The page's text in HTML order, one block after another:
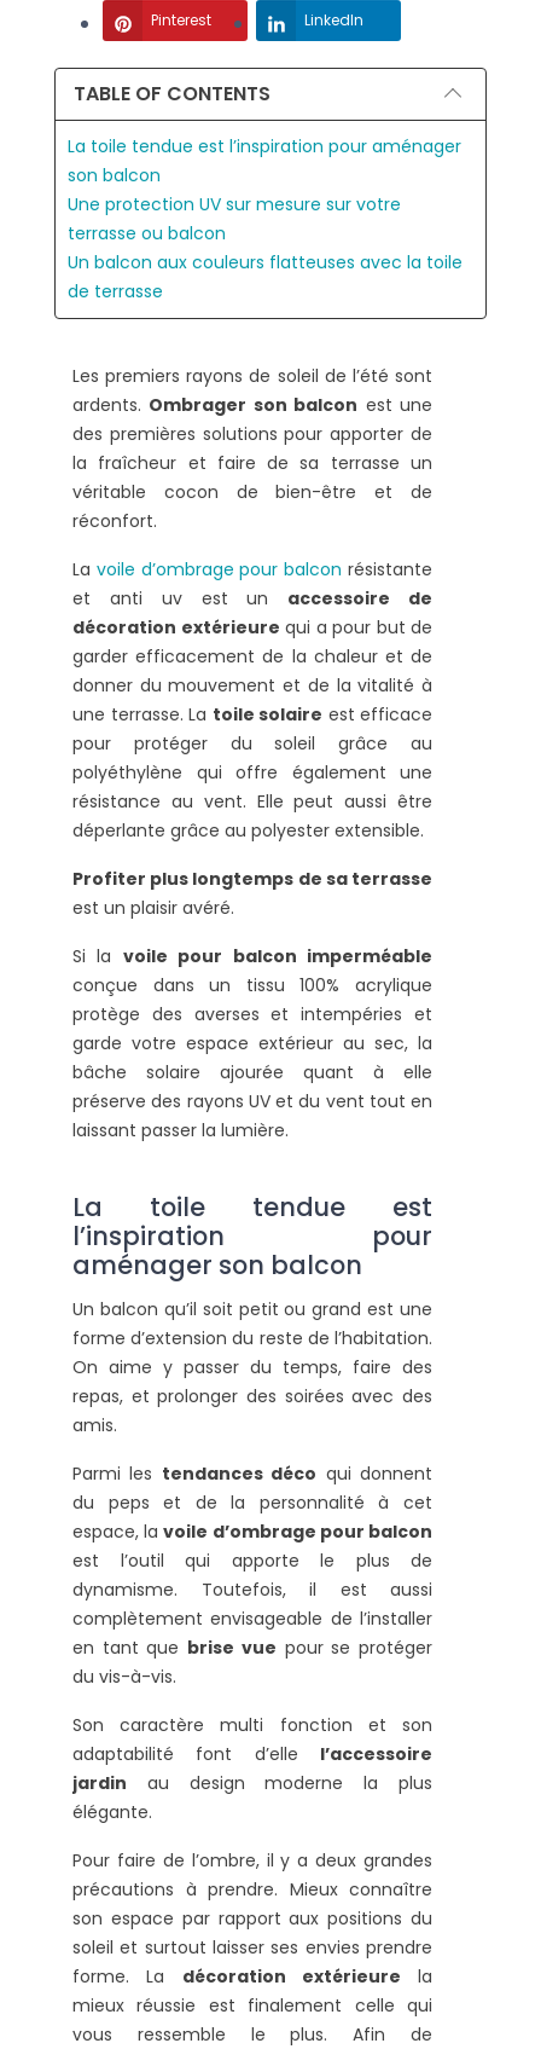
Pinterest LinkedIn
TABLE OF CONTENTS
La toile tendue est l’inspiration pour aménager
son balcon
Une protection UV sur mesure sur votre
terrasse ou balcon
Un balcon aux couleurs flatteuses avec la toile
de terrasse
Les premiers rayons de soleil de l’été sont
ardents. Ombrager son balcon est une
des premières solutions pour apporter de
la fraîcheur et faire de sa terrasse un
véritable cocon de bien-être et de
réconfort.
La voile d’ombrage pour balcon résistante
et anti uv est un accessoire de
décoration extérieure qui a pour but de
garder efficacement de la chaleur et de
donner du mouvement et de la vitalité à
une terrasse. La toile solaire est efficace
pour protéger du soleil grâce au
polyéthylène qui offre également une
résistance au vent. Elle peut aussi être
déperlante grâce au polyester extensible.
Profiter plus longtemps de sa terrasse
est un plaisir avéré.
Si la voile pour balcon imperméable
conçue dans un tissu 100% acrylique
protège des averses et intempéries et
garde votre espace extérieur au sec, la
bâche solaire ajourée quant à elle
préserve des rayons UV et du vent tout en
laissant passer la lumière.
La toile tendue est
l’inspiration pour
aménager son balcon
Un balcon qu’il soit petit ou grand est une
forme d’extension du reste de l’habitation.
On aime y passer du temps, faire des
repas, et prolonger des soirées avec des
amis.
Parmi les tendances déco qui donnent
du peps et de la personnalité à cet
espace, lavoile d’ombrage pour balcon
est l’outil qui apporte le plus de
dynamisme. Toutefois, il est aussi
complètement envisageable de l’installer
en tant que brise vue pour se protéger
du vis-à-vis.
Son caractère multi fonction et son
adaptabilité font d’elle l’accessoire
jardin au design moderne la plus
élégante.
Pour faire de l’ombre, il y a deux grandes
précautions à prendre. Mieux connaître
son espace par rapport aux positions du
soleil et surtout laisser ses envies prendre
forme. La décoration extérieure la
mieux réussie est finalement celle qui
vous ressemble le plus. Afin de